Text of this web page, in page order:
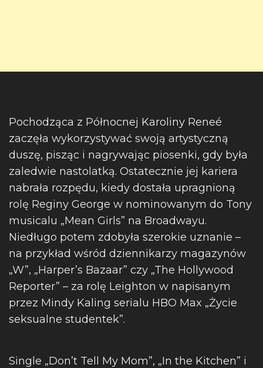
Pochodząca z Północnej Karoliny Reneé
zaczęła wykorzystywać swoją artystyczną
duszę, pisząc i nagrywając piosenki, gdy była
zaledwie nastolatką. Ostatecznie jej kariera
nabrała rozpędu, kiedy dostała upragnioną
rolę Reginy George w nominowanym do Tony
musicalu „Mean Girls” na Broadwayu.
Niedługo potem zdobyła szerokie uznanie –
na przykład wśród dziennikarzy magazynów
„W”, „Harper’s Bazaar” czy „The Hollywood
Reporter” – za rolę Leighton w napisanym
przez Mindy Kaling serialu HBO Max „Życie
seksualne studentek”.
Single „Don’t Tell My Mom”, „In the Kitchen” i